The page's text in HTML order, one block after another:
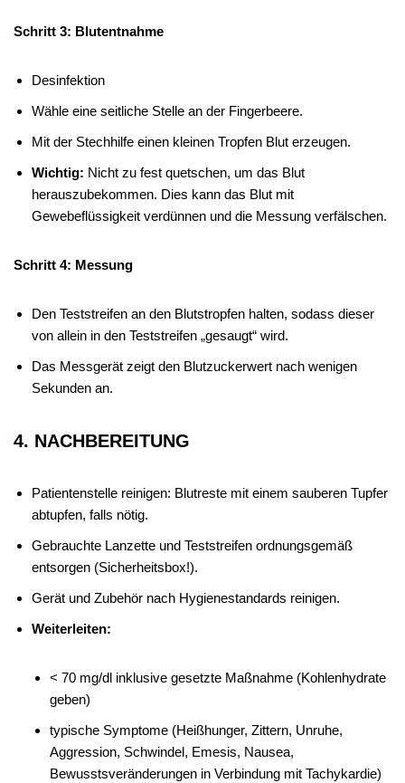
Schritt 3: Blutentnahme
Desinfektion
Wähle eine seitliche Stelle an der Fingerbeere.
Mit der Stechhilfe einen kleinen Tropfen Blut erzeugen.
Wichtig: Nicht zu fest quetschen, um das Blut
herauszubekommen. Dies kann das Blut mit
Gewebeflüssigkeit verdünnen und die Messung verfälschen.
Schritt 4: Messung
Den Teststreifen an den Blutstropfen halten, sodass dieser
von allein in den Teststreifen „gesaugt“ wird.
Das Messgerät zeigt den Blutzuckerwert nach wenigen
Sekunden an.
4. NACHBEREITUNG
Patientenstelle reinigen: Blutreste mit einem sauberen Tupfer
abtupfen, falls nötig.
Gebrauchte Lanzette und Teststreifen ordnungsgemäß
entsorgen (Sicherheitsbox!).
Gerät und Zubehör nach Hygienestandards reinigen.
Weiterleiten:
< 70 mg/dl inklusive gesetzte Maßnahme (Kohlenhydrate
geben)
typische Symptome (Heißhunger, Zittern, Unruhe,
Aggression, Schwindel, Emesis, Nausea,
Bewusstsveränderungen in Verbindung mit Tachykardie)